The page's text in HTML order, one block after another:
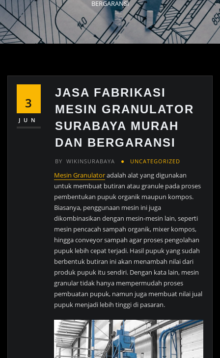
BERGARANSI
3
JUN
JASA FABRIKASI
MESIN GRANULATOR
SURABAYA MURAH
DAN BERGARANSI
BY WIKINSURABAYA UNCATEGORIZED
Mesin Granulatoradalah alat yang digunakan
untuk membuat butiran atau granule pada proses
pembentukan pupuk organik maupun kompos.
Biasanya, penggunaan mesin ini juga
dikombinasikan dengan mesin-mesin lain, seperti
mesin pencacah sampah organik, mixer kompos,
hingga conveyor sampah agar proses pengolahan
pupuk lebih cepat terjadi. Hasil pupuk yang sudah
berbentuk butiran ini akan menambah nilai dari
produk pupuk itu sendiri. Dengan kata lain, mesin
granular tidak hanya mempermudah proses
pembuatan pupuk, namun juga membuat nilai jual
pupuk menjadi lebih tinggi di pasaran.